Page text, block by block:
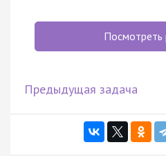
Посмотреть
Предыдущая задача